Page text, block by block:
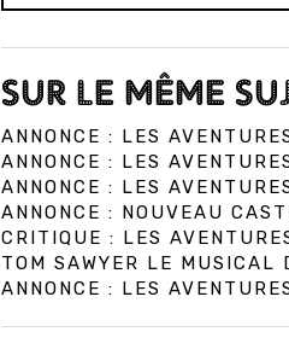
SUR LE MÊME
ANNONCE : LES
ANNONCE : LES
ANNONCE : LES
ANNONCE : NOUVEAU
CRITIQUE : LES
TOM SAWYER LE MUSICAL
ANNONCE : LES